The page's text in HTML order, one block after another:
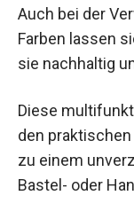
Auch bei der
Farben lassen
sie nachhaltig
Diese
den
zu einem
Bastel- oder